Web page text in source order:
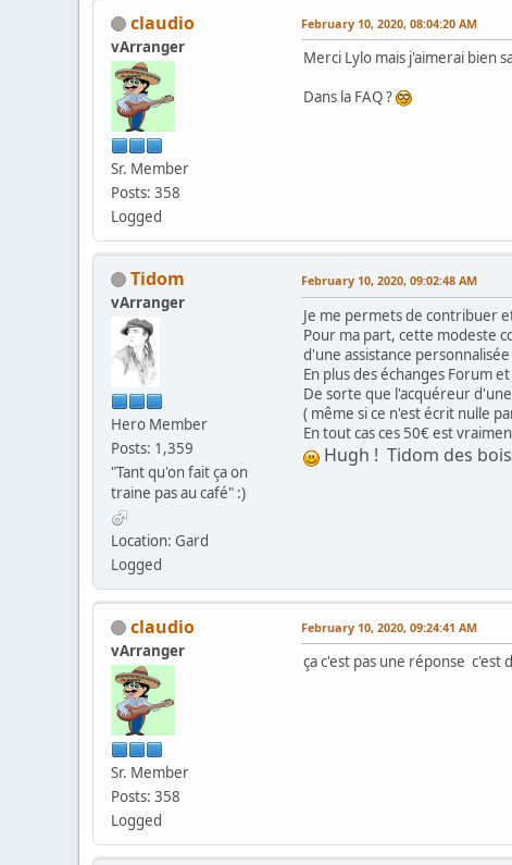
claudio
vArranger
Sr. Member
Posts: 358
Logged
February 10, 2020, 08:04:20 AM
Merci Lylo mais j'aimerai bien
Dans la FAQ ?
Tidom
vArranger
Hero Member
Posts: 1,359
"Tant qu'on fait ça on
traine pas au café" :)
Location: Gard
Logged
February 10, 2020, 09:02:48 AM
Je me permets de contribuer
Pour ma part, cette modeste
d'une assistance
En plus des échanges Forum
De sorte que l'acquéreur
( même si ce n'est écrit nulle
En tout cas ces 50€ est
Hugh ! Tidom des
claudio
vArranger
Sr. Member
Posts: 358
Logged
February 10, 2020, 09:24:41 AM
ça c'est pas une réponse c'est